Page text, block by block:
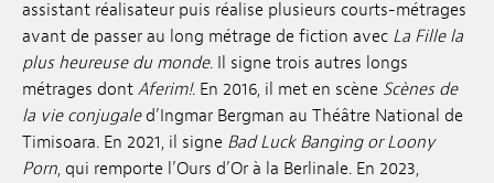
Archives
Publications
assistant réalisateur puis réalise plusieurs courts-métrages
avant de passer au long métrage de fiction avec La Fille la
plus heureuse du monde. Il signe trois autres longs
métrages dont Aferim!. En 2016, il met en scène Scènes de
la vie conjugaled’Ingmar Bergman au Théâtre National de
Timisoara. En 2021, il signe Bad Luck Banging or Loony
Porn, qui remporte l’Ours d’Or à la Berlinale. En 2023,